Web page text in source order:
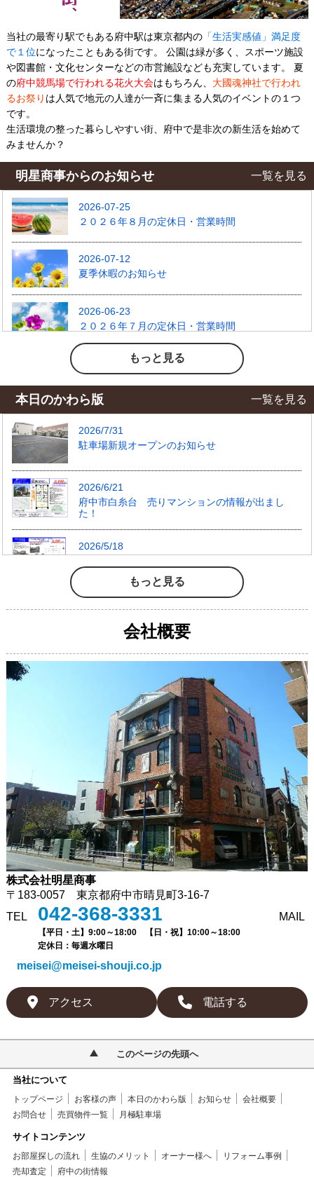
当社の最寄り駅でもある府中駅は東京都内の「生活実感値」満足度
で１位になったこともある街です。 公園は緑が多く、スポーツ施設
や図書館・文化センターなどの市営施設なども充実しています。 夏
の府中競馬場で行われる花火大会はもちろん、 大國魂神社で行われ
るお祭り は人気で地元の人達が一斉に集まる人気のイベントの１つ
です。
生活環境の整った暮らしやすい街、府中で是非次の新生活を始めて
みませんか？
明星商事からのお知らせ 一覧を見る
もっと見る
本日のかわら版 一覧を見る
もっと見る
会社概要
株式会社明星商事
〒183-0057 東京都府中市晴見町3-16-7
TEL
042-368-3331
【平日・土】9:00～18:00 【日・祝】10:00～18:00
定休日：毎週水曜日
MAIL
meisei@meisei-shouji.co.jp
アクセス 電話する
このページの先頭へ
当社について
トップページ お客様の声 本日のかわら版 お知らせ
会社概要
お問合せ
売買物件一覧 月極駐車場
サイトコンテンツ
お部屋探しの流れ 生協のメリット オーナー様へ
リフォーム事例
売却査定
府中の街情報